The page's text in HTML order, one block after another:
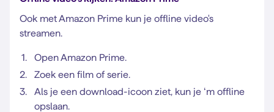
Ook met Amazon Prime kun je offline video's
streamen.
Open Amazon Prime.
Zoek een film of serie.
Als je een download-icoon ziet, kun je ‘m offline
opslaan.